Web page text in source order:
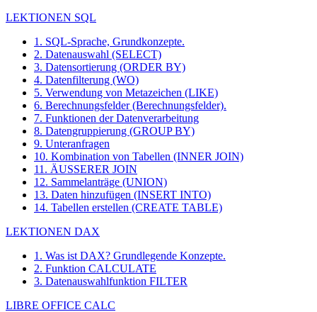
LEKTIONEN SQL
1. SQL-Sprache, Grundkonzepte.
2. Datenauswahl (SELECT)
3. Datensortierung (ORDER BY)
4. Datenfilterung (WO)
5. Verwendung von Metazeichen (LIKE)
6. Berechnungsfelder (Berechnungsfelder).
7. Funktionen der Datenverarbeitung
8. Datengruppierung (GROUP BY)
9. Unteranfragen
10. Kombination von Tabellen (INNER JOIN)
11. ÄUSSERER JOIN
12. Sammelanträge (UNION)
13. Daten hinzufügen (INSERT INTO)
14. Tabellen erstellen (CREATE TABLE)
LEKTIONEN DAX
1. Was ist DAX? Grundlegende Konzepte.
2. Funktion CALCULATE
3. Datenauswahlfunktion FILTER
LIBRE OFFICE CALC